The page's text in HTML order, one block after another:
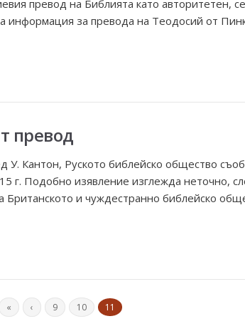
превод на Библията като авторитетен,
информация за превода на Теодосий от
превод
Кантон, Руското библейско общество
г. Подобно изявление изглежда неточно,
Британското и чуждестранно библейско
« ‹ 9 10 11